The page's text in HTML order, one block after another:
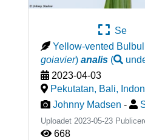
Se
Yellow-vented Bulbul
goiavier) analis(
2023-04-03
Pekutatan, Bali,
Johnny Madsen -
Uploadet 2023-05-23
668